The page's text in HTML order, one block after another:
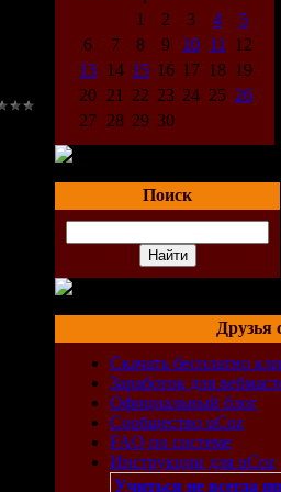
1
2 3 4
5
6
7 8 9 10 11
12
13
14 15 16 17 18 19
20 21 22 23 24 25 26
27 28 29 30
Поиск
Друзья
Скачать бесплатно
Заработок для
Официальный блог
Сообщество uCoz
FAQ по системе
Инструкции для uCoz
Учиться не всегда